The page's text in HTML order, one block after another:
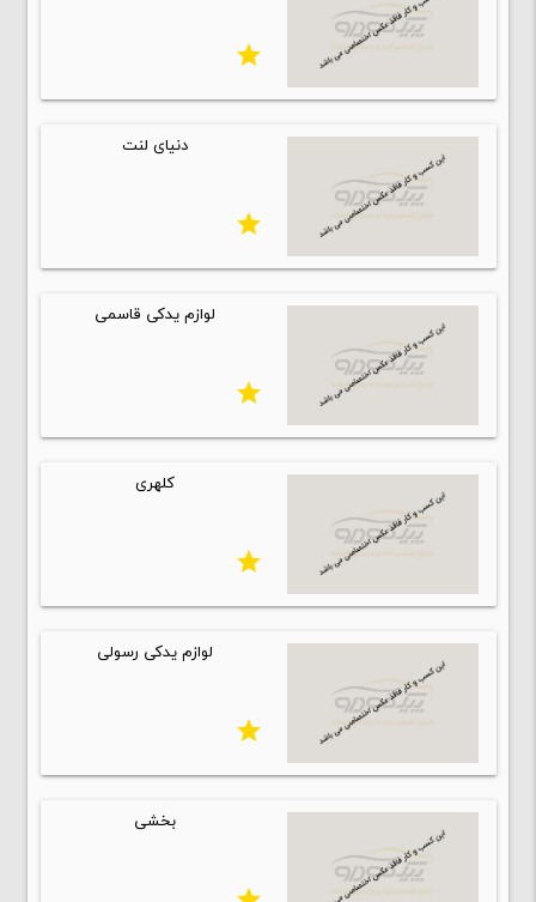
star
دنیای لنت
star
لوازم یدکی قاسمی
star
کلهری
star
لوازم یدکی رسولی
star
بخشی